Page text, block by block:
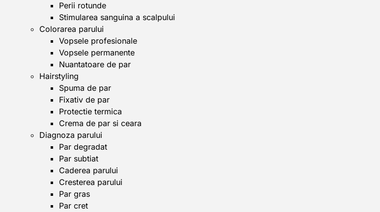
Perii rotunde
Stimularea sanguina a scalpului
Colorarea parului
Vopsele profesionale
Vopsele permanente
Nuantatoare de par
Hairstyling
Spuma de par
Fixativ de par
Protectie termica
Crema de par si ceara
Diagnoza parului
Par degradat
Par subtiat
Caderea parului
Cresterea parului
Par gras
Par cret